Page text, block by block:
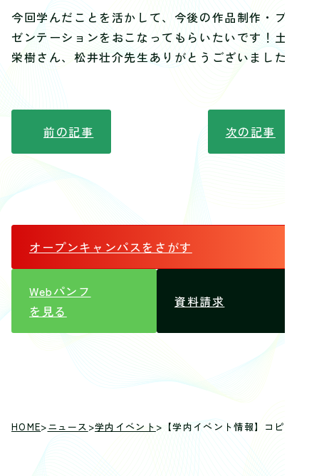
今回学んだことを活かして、今後の作品制作・プレ
ゼンテーションをおこなってもらいたいです！土佐
栄樹さん、松井壮介先生ありがとうございました。
前の記事 次の記事
オープンキャンパスをさがす
Webパンフ
を見る
資料請求
HOME>ニュース >学内イベント > 【学内イベント情報】コピーラ